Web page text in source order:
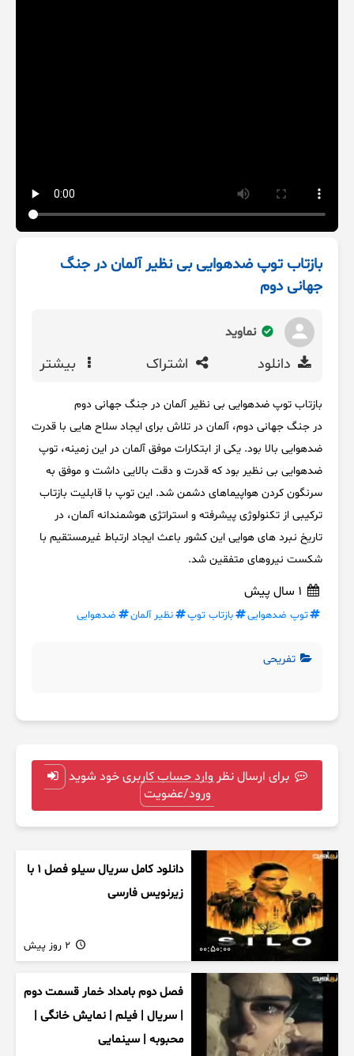
بازتاب توپ ضدهوایی بی نظیر آلمان در جنگ
جهانی دوم
نماوید
دانلود اشتراک بیشتر
بازتاب توپ ضدهوایی بی نظیر آلمان در جنگ جهانی دوم
در جنگ جهانی دوم، آلمان در تلاش برای ایجاد سلاح هایی با قدرت
ضدهوایی بالا بود. یکی از ابتکارات موفق آلمان در این زمینه، توپ
ضدهوایی بی نظیر بود که قدرت و دقت بالایی داشت و موفق به
سرنگون کردن هواپیماهای دشمن شد. این توپ با قابلیت بازتاب
ترکیبی از تکنولوژی پیشرفته و استراتژی هوشمندانه آلمان، در
تاریخ نبرد های هوایی این کشور باعث ایجاد ارتباط غیرمستقیم با
شکست نیروهای متفقین شد.
توپ ضدهوایی بازتاب توپ نظیر آلمان ضدهوایی
تفریحی
برای ارسال نظر وارد حساب کاربری خود شوید
ورود/عضویت
00:50:00
دانلود کامل سریال سیلو فصل ۱ با
زیرنویس فارسی
فصل دوم بامداد خمار قسمت دوم
| سریال | فیلم | نمایش خانگی |
محبوبه | سینمایی